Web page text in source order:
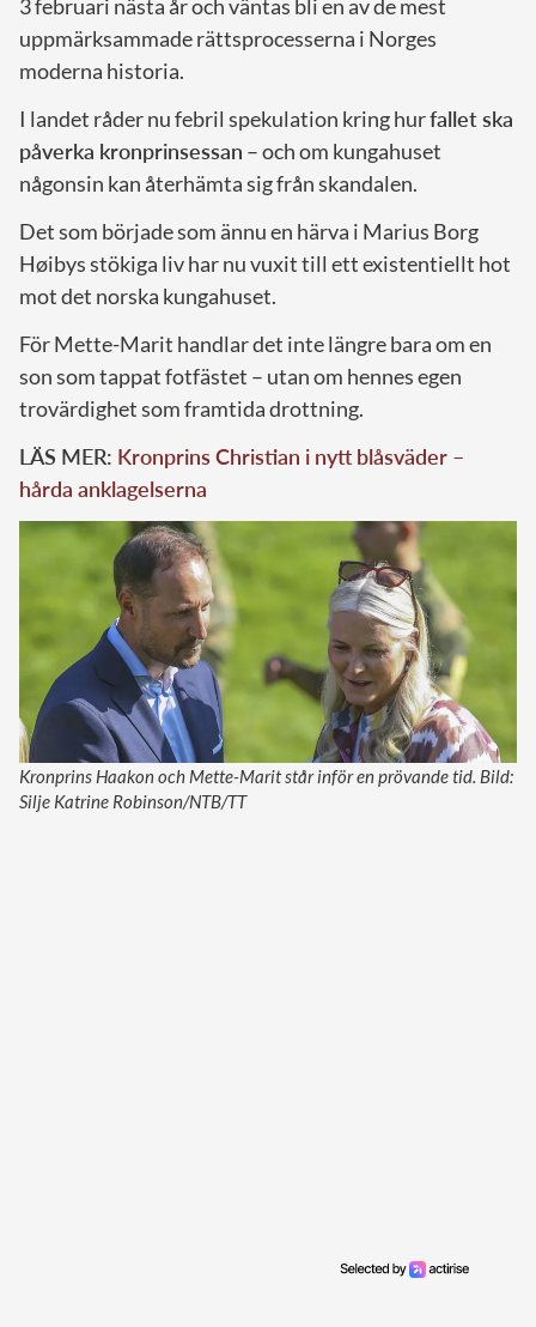
3 februari nästa år och väntas bli en av de mest
uppmärksammade rättsprocesserna i Norges
moderna historia.
I landet råder nu febril spekulation kring hurfallet ska
påverka kronprinsessan – och om kungahuset
någonsin kan återhämta sig från skandalen.
Det som började som ännu en härva i Marius Borg
Høibys stökiga liv har nu vuxit till ett existentiellt hot
mot det norska kungahuset.
För Mette-Marit handlar det inte längre bara om en
son som tappat fotfästet – utan om hennes egen
trovärdighet som framtida drottning.
LÄS MER: Kronprins Christian i nytt blåsväder –
hårda anklagelserna
Kronprins Haakon och Mette-Marit står inför en prövande tid. Bild:
Silje Katrine Robinson/NTB/TT